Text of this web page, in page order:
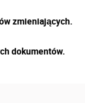
zmieniających.
dokumentów.